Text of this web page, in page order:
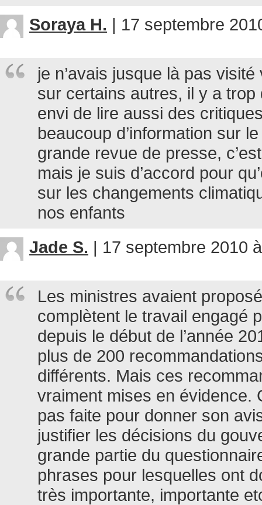
Soraya H. | 17 septembre
je n’avais jusque là pas
sur certains autres, il y a trop
envi de lire aussi des
beaucoup d’information sur
grande revue de presse,
mais je suis d’accord pour
sur les changements
nos enfants
Jade S. | 17 septembre 2010
Les ministres avaient
complètent le travail engagé
depuis le début de l’année
plus de 200
différents. Mais ces
vraiment mises en évidence.
pas faite pour donner son
justifier les décisions du
grande partie du
phrases pour lesquelles ont
très importante, importante